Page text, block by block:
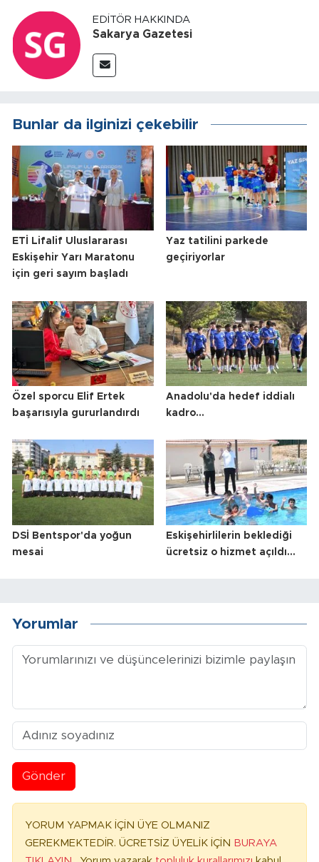
EDITÖR HAKKINDA
Sakarya Gazetesi
Bunlar da ilginizi çekebilir
ETİ Lifalif Uluslararası
Eskişehir Yarı Maratonu
için geri sayım başladı
Yaz tatilini parkede
geçiriyorlar
Özel sporcu Elif Ertek
başarısıyla gururlandırdı
Anadolu'da hedef iddialı
kadro...
DSİ Bentspor'da yoğun
mesai
Eskişehirlilerin beklediği
ücretsiz o hizmet açıldı...
Yorumlar
Gönder
YORUM YAPMAK İÇİN ÜYE OLMANIZ
GEREKMEKTEDİR. ÜCRETSİZ ÜYELİK İÇİN BURAYA